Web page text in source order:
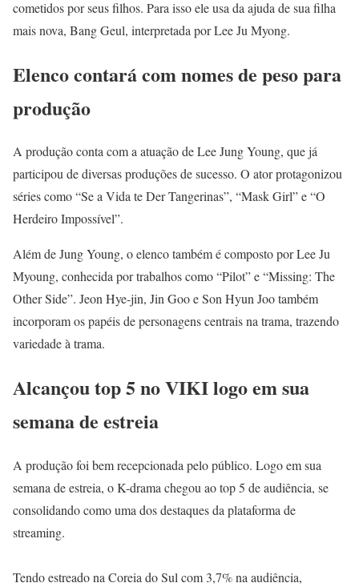
cometidos por seus filhos. Para isso ele usa da ajuda de sua filha
mais nova, Bang Geul, interpretada por Lee Ju Myong.
Elenco contará com nomes de peso para
produção
A produção conta com a atuação de Lee Jung Young, que já
participou de diversas produções de sucesso. O ator protagonizou
séries como “Se a Vida te Der Tangerinas”, “Mask Girl” e “O
Herdeiro Impossível”.
Além de Jung Young, o elenco também é composto por Lee Ju
Myoung, conhecida por trabalhos como “Pilot” e “Missing: The
Other Side”. Jeon Hye-jin, Jin Goo e Son Hyun Joo também
incorporam os papéis de personagens centrais na trama, trazendo
variedade à trama.
Alcançou top 5 no VIKI logo em sua
semana de estreia
A produção foi bem recepcionada pelo público. Logo em sua
semana de estreia, o K-drama chegou ao top 5 de audiência, se
consolidando como uma dos destaques da plataforma de
streaming.
Tendo estreado na Coreia do Sul com 3,7% na audiência,